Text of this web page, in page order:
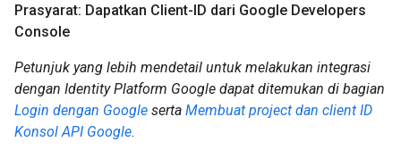
Prasyarat: Dapatkan Client-ID dari Google Developers
Console
Petunjuk yang lebih mendetail untuk melakukan integrasi
dengan Identity Platform Google dapat ditemukan di bagian
Login dengan Google serta Membuat project dan client ID
Konsol API Google.